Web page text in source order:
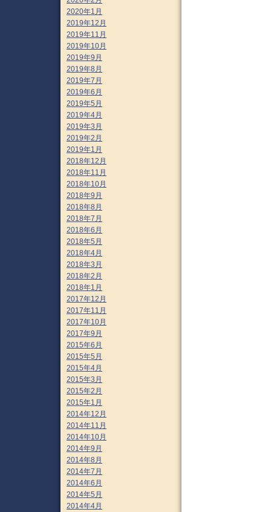
2020年1月
2019年12月
2019年11月
2019年10月
2019年9月
2019年8月
2019年7月
2019年6月
2019年5月
2019年4月
2019年3月
2019年2月
2019年1月
2018年12月
2018年11月
2018年10月
2018年9月
2018年8月
2018年7月
2018年6月
2018年5月
2018年4月
2018年3月
2018年2月
2018年1月
2017年12月
2017年11月
2017年10月
2017年9月
2015年6月
2015年5月
2015年4月
2015年3月
2015年2月
2015年1月
2014年12月
2014年11月
2014年10月
2014年9月
2014年8月
2014年7月
2014年6月
2014年5月
2014年4月